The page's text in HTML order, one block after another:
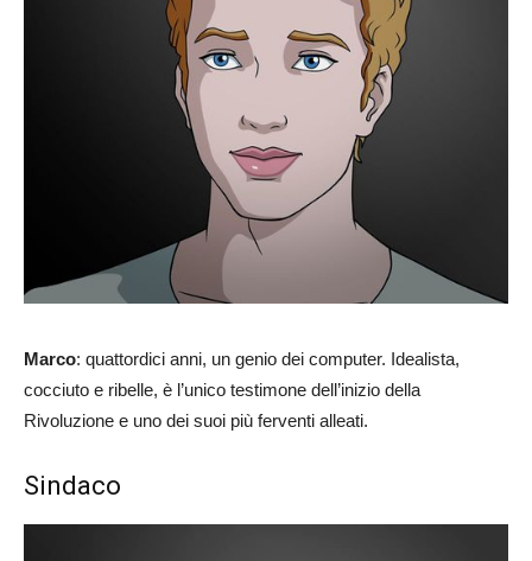
Marco: quattordici anni, un genio dei computer. Idealista,
cocciuto e ribelle, è l’unico testimone dell’inizio della
Rivoluzione e uno dei suoi più ferventi alleati.
Sindaco